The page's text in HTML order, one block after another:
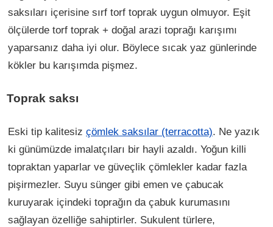
saksıları içerisine sırf torf toprak uygun olmuyor. Eşit
ölçülerde torf toprak + doğal arazi toprağı karışımı
yaparsanız daha iyi olur. Böylece sıcak yaz günlerinde
kökler bu karışımda pişmez.
Toprak saksı
Eski tip kalitesiz çömlek saksılar (terracotta). Ne yazık
ki günümüzde imalatçıları bir hayli azaldı. Yoğun killi
topraktan yaparlar ve güveçlik çömlekler kadar fazla
pişirmezler. Suyu sünger gibi emen ve çabucak
kuruyarak içindeki toprağın da çabuk kurumasını
sağlayan özelliğe sahiptirler. Sukulent türlere,